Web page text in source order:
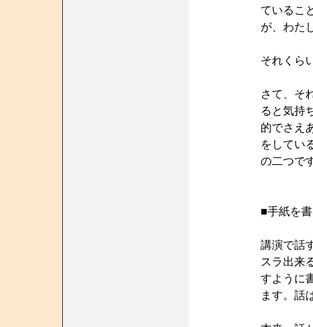
ているこ
が、わた
それくら
さて、そ
ると気持
的でさえ
をしてい
の二つで
■手紙を
講演で話
スラ出来
すように
ます。話